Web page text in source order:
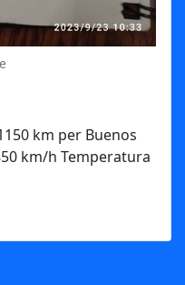
km per Buenos
km/h Temperatura